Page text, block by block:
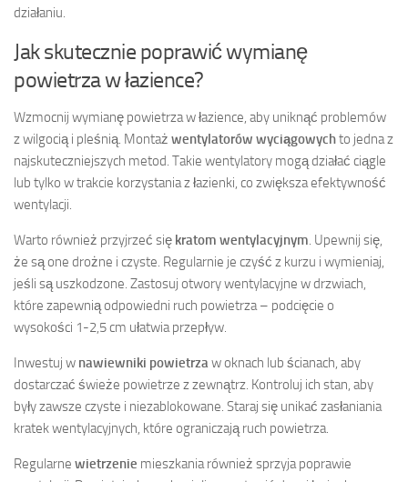
działaniu.
Jak skutecznie poprawić wymianę
powietrza w łazience?
Wzmocnij wymianę powietrza w łazience, aby uniknąć problemów
z wilgocią i pleśnią. Montaż wentylatorów wyciągowychto jedna z
najskuteczniejszych metod. Takie wentylatory mogą działać ciągle
lub tylko w trakcie korzystania z łazienki, co zwiększa efektywność
wentylacji.
Warto również przyjrzeć się kratom wentylacyjnym . Upewnij się,
że są one drożne i czyste. Regularnie je czyść z kurzu i wymieniaj,
jeśli są uszkodzone. Zastosuj otwory wentylacyjne w drzwiach,
które zapewnią odpowiedni ruch powietrza – podcięcie o
wysokości 1-2,5 cm ułatwia przepływ.
Inwestuj w nawiewniki powietrza w oknach lub ścianach, aby
dostarczać świeże powietrze z zewnątrz. Kontroluj ich stan, aby
były zawsze czyste i niezablokowane. Staraj się unikać zasłaniania
kratek wentylacyjnych, które ograniczają ruch powietrza.
Regularne wietrzenie mieszkania również sprzyja poprawie